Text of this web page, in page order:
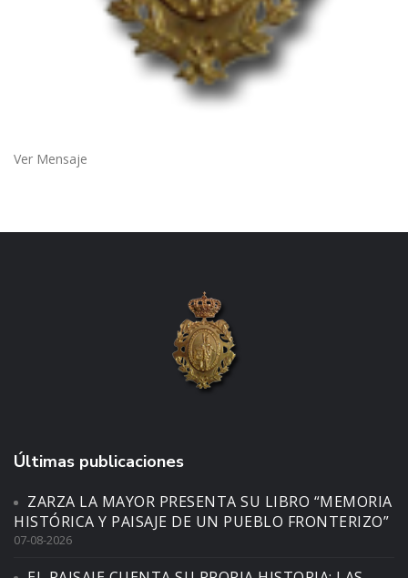
Ver Mensaje
Últimas publicaciones
ZARZA LA MAYOR PRESENTA SU LIBRO “MEMORIA
HISTÓRICA Y PAISAJE DE UN PUEBLO FRONTERIZO”
07-08-2026